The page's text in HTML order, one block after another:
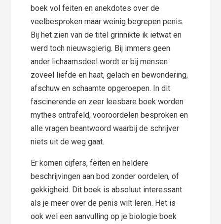
boek vol feiten en anekdotes over de
veelbesproken maar weinig begrepen penis.
Bij het zien van de titel grinnikte ik ietwat en
werd toch nieuwsgierig. Bij immers geen
ander lichaamsdeel wordt er bij mensen
zoveel liefde en haat, gelach en bewondering,
afschuw en schaamte opgeroepen. In dit
fascinerende en zeer leesbare boek worden
mythes ontrafeld, vooroordelen besproken en
alle vragen beantwoord waarbij de schrijver
niets uit de weg gaat.
Er komen cijfers, feiten en heldere
beschrijvingen aan bod zonder oordelen, of
gekkigheid. Dit boek is absoluut interessant
als je meer over de penis wilt leren. Het is
ook wel een aanvulling op je biologie boek